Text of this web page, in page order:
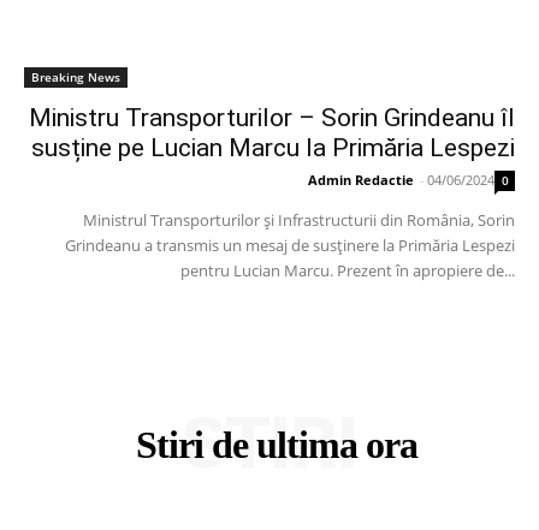
Breaking News
Ministru Transporturilor – Sorin Grindeanu îl
susține pe Lucian Marcu la Primăria Lespezi
Admin Redactie - 04/06/2024 0
Ministrul Transporturilor și Infrastructurii din România, Sorin
Grindeanu a transmis un mesaj de susținere la Primăria Lespezi
pentru Lucian Marcu. Prezent în apropiere de...
Stiri de ultima ora
STIRI